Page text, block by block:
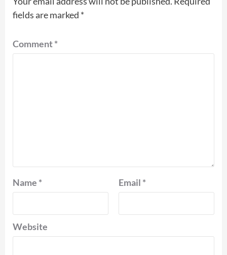
fields are marked *
Comment*
Name * Email *
Website